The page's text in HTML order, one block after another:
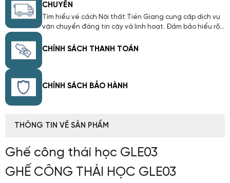
CHUYỂN
Tìm hiểu về cách Nội thất Tiền Giang cung cấp dịch vụ
vận chuyển đáng tin cậy và linh hoạt. Đảm bảo hiểu rõ
quan. Với Chính Sách Vận Chuyển của chúng tôi, chúng
CHÍNH SÁCH THANH TOÁN
CHÍNH SÁCH BẢO HÀNH
THÔNG TIN VỀ SẢN PHẨM
Ghế công thái học GLE03
GHẾ CÔNG THÁI HỌC GLE03